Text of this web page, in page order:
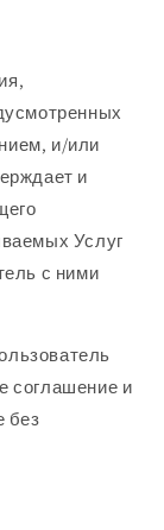
и/или
и
Услуг
с ними
соглашение и
без